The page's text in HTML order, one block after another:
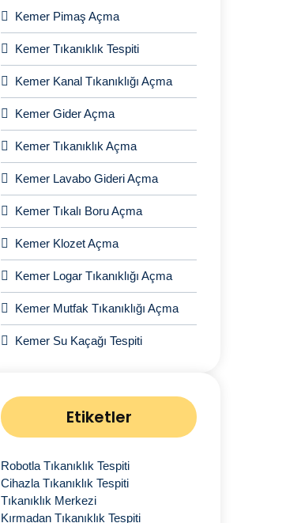
Kemer Pimaş Açma
Kemer Tıkanıklık Tespiti
Kemer Kanal Tıkanıklığı Açma
Kemer Gider Açma
Kemer Tıkanıklık Açma
Kemer Lavabo Gideri Açma
Kemer Tıkalı Boru Açma
Kemer Klozet Açma
Kemer Logar Tıkanıklığı Açma
Kemer Mutfak Tıkanıklığı Açma
Kemer Su Kaçağı Tespiti
Etiketler
Robotla Tıkanıklık Tespiti
Cihazla Tıkanıklık Tespiti
Tıkanıklık Merkezi
Kırmadan Tıkanıklık Tespiti